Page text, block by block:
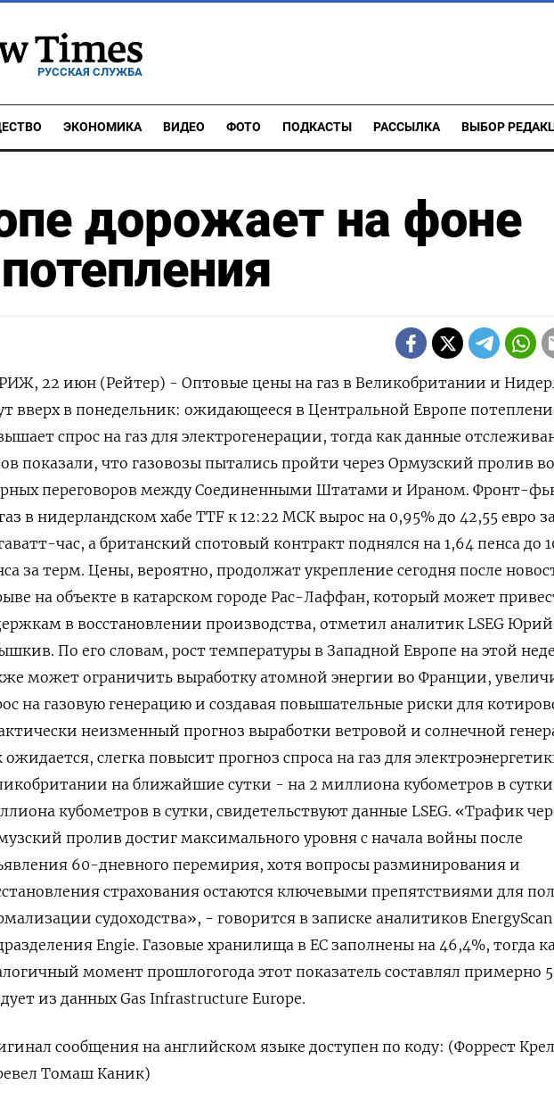
РУССКАЯ СЛУЖБА
ЭКОНОМИКА ВИДЕО ФОТО ПОДКАСТЫ РАССЫЛКА ВЫБОР
дорожает на фоне
22 июн (Рейтер) - Оптовые цены на газ в Великобритании и
вверх в понедельник: ожидающееся в Центральной Европе
спрос на газ ‌для электрогенерации, тогда как данные
показали, что газовозы пытались пройти через Ормузский пролив
переговоров между Соединенными Штатами ​и Ираном. Фронт-
​в нидерландском ​хабе TTF к 12:22 ⁠МСК вырос на 0,95% до 42,55 ‌евро
час, а британский спотовый ‌контракт поднялся на 1,64 пенса до
за терм. Цены, вероятно, продолжат ​укрепление сегодня после
на объекте в ‌катарском городе Рас-Лаффан, который может
в ​восстановлении производства, отметил аналитик LSEG Юрий
По его словам, рост ‌температуры в Западной Европе на этой
может ограничить выработку атомной энергии во Франции,
на газовую ​генерацию и создавая ​повышательные риски для
неизменный прогноз выработки ветровой и солнечной
ожидается, ​слегка повысит прогноз спроса на газ для
на ближайшие сутки - на 2 миллиона кубометров в
кубометров в сутки, свидетельствуют данные LSEG. «Трафик
пролив достиг максимального уровня с начала войны после
60-дневного перемирия, хотя вопросы разминирования ​и
страхования ⁠остаются ключевыми препятствиями для
судоходства», - говорится в записке аналитиков
Engie. Газовые хранилища ‌в ЕС заполнены на 46,4%, тогда
‌момент прошлогогода этот показатель составлял примерно
из данных Gas ​Infrastructure Europe.
сообщения на английском языке доступен ‌по коду: (Форрест
Томаш Каник)